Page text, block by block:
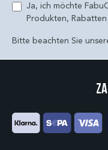
Ja, ich möchte
Produkten,
Bitte beachten Sie